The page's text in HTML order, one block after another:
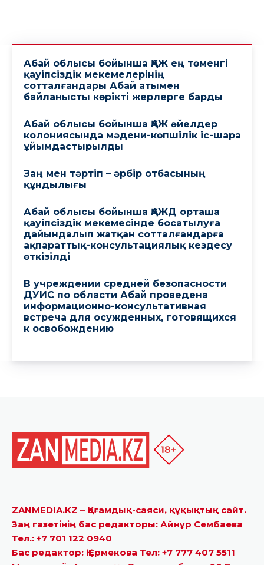
ZANMEDIA.KZ – Қоғамдық-саяси, құқықтық сайт.
Заң газетінің бас редакторы: Айнұр Сембаева
Тел.: +7 701 122 0940
Бас редактор: Қ.Ермекова Тел: +7 777 407 5511